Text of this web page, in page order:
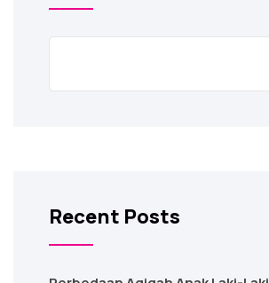
Recent Posts